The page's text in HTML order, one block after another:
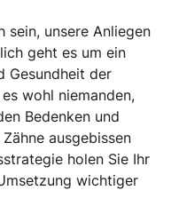
sein, unsere Anliegen
geht es um ein
Gesundheit der
wohl niemanden,
Bedenken und
ausgebissen
holen Sie Ihr
wichtiger